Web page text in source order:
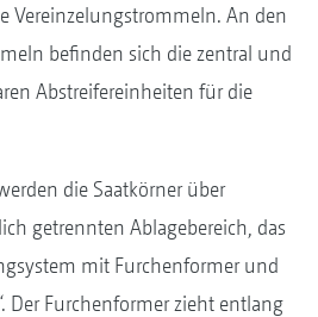
Vereinzelungstrommeln. An den
befinden sich die zentral und
Abstreifereinheiten für die
die Saatkörner über
getrennten Ablagebereich, das
mit Furchenformer und
Der Furchenformer zieht entlang